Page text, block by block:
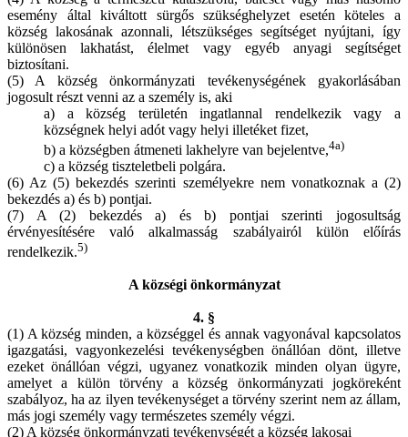
esemény által kiváltott sürgős szükséghelyzet esetén köteles a
község lakosának azonnali, létszükséges segítséget nyújtani, így
különösen lakhatást, élelmet vagy egyéb anyagi segítséget
biztosítani.
(5) A község önkormányzati tevékenységének gyakorlásában
jogosult részt venni az a személy is, aki
a) a község területén ingatlannal rendelkezik vagy a
községnek helyi adót vagy helyi illetéket fizet,
b) a községben átmeneti lakhelyre van bejelentve,4a)
c) a község tiszteletbeli polgára.
(6) Az (5) bekezdés szerinti személyekre nem vonatkoznak a (2)
bekezdés a) és b) pontjai.
(7) A (2) bekezdés a) és b) pontjai szerinti jogosultság
érvényesítésére való alkalmasság szabályairól külön előírás
rendelkezik.5)
A községi önkormányzat
4. §
(1) A község minden, a községgel és annak vagyonával kapcsolatos
igazgatási, vagyonkezelési tevékenységben önállóan dönt, illetve
ezeket önállóan végzi, ugyanez vonatkozik minden olyan ügyre,
amelyet a külön törvény a község önkormányzati jogköreként
szabályoz, ha az ilyen tevékenységet a törvény szerint nem az állam,
más jogi személy vagy természetes személy végzi.
(2) A község önkormányzati tevékenységét a község lakosai